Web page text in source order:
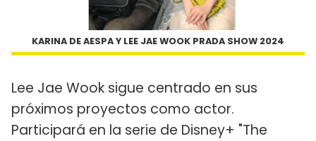
KARINA DE AESPA Y LEE JAE WOOK PRADA SHOW 2024
Lee Jae Wook sigue centrado en sus
próximos proyectos como actor.
Participará en la serie de Disney+ "The